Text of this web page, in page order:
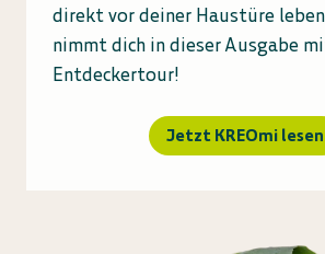
direkt vor deiner Haustüre
nimmt dich in dieser Ausgabe
Entdeckertour!
Jetzt KREOmi lesen